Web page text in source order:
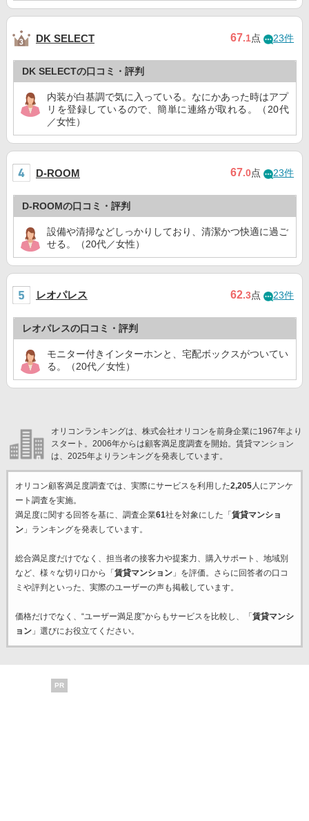
DK SELECT 67.1点 23件
DK SELECTの口コミ・評判
内装が白基調で気に入っている。なにかあった時はアプ
リを登録しているので、簡単に連絡が取れる。（20代
／女性）
D-ROOM 67.0点 23件
D-ROOMの口コミ・評判
設備や清掃などしっかりしており、清潔かつ快適に過ご
せる。（20代／女性）
レオパレス 62.3点 23件
レオパレスの口コミ・評判
モニター付きインターホンと、宅配ボックスがついてい
る。（20代／女性）
オリコンランキングは、株式会社オリコンを前身企業に1967年より
スタート。2006年からは顧客満足度調査を開始。賃貸マンション
は、2025年よりランキングを発表しています。
オリコン顧客満足度調査では、実際にサービスを利用した2,205人にアンケ
ート調査を実施。
満足度に関する回答を基に、調査企業61社を対象にした「 賃貸マンショ
ン」ランキングを発表しています。
総合満足度だけでなく、担当者の接客力や提案力、購入サポート、地域別
など、様々な切り口から「 賃貸マンション」を評価。さらに回答者の口コ
ミや評判といった、実際のユーザーの声も掲載しています。
価格だけでなく、“ユーザー満足度”からもサービスを比較し、「 賃貸マンシ
ョン」選びにお役立てください。
PR